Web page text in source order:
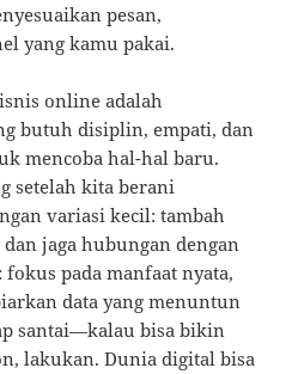
pesan,
yang kamu pakai.
online adalah
butuh disiplin, empati, dan
mencoba hal-hal baru.
setelah kita berani
variasi kecil: tambah
jaga hubungan dengan
fokus pada manfaat nyata,
data yang menuntun
santai—kalau bisa bikin
lakukan. Dunia digital bisa